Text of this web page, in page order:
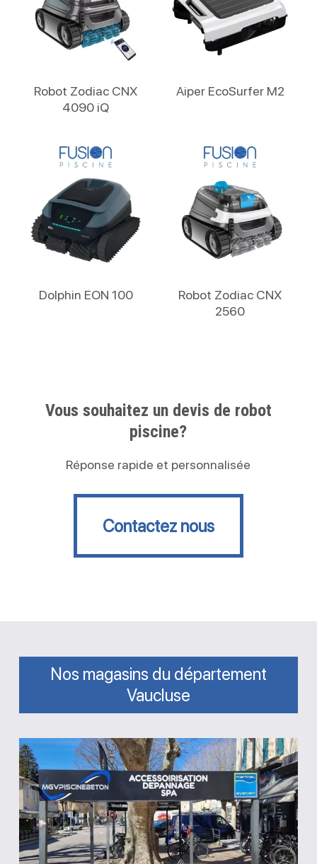
Robot Zodiac CNX
4090 iQ
Aiper EcoSurfer M2
Dolphin EON 100
Robot Zodiac CNX
2560
Vous souhaitez un devis de robot
piscine?
Réponse rapide et personnalisée
Contactez nous
Contactez nous
Nos magasins du département
Vaucluse
Magasin
MGV
Piscine
béton
Malaucène